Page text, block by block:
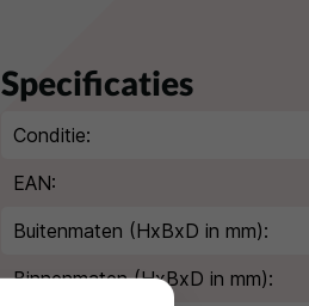
Specificaties
Conditie:
EAN:
Buitenmaten (HxBxD in mm):
Binnenmaten (HxBxD in mm):